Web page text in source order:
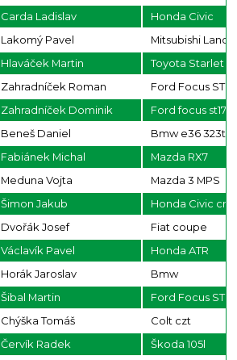
Carda Ladislav
Honda Civic
Lakomý Pavel
Mitsubishi
Hlaváček Martin
Toyota Starlet
Zahradníček Roman
Ford Focus
Zahradníček Dominik
Ford focus st170
Beneš Daniel
Bmw e36 323ti
Fabiánek Michal
Mazda RX7
Meduna Vojta
Mazda 3 MPS
Šimon Jakub
Honda Civic crx
Dvořák Josef
Fiat coupe
Václavík Pavel
Honda ATR
Horák Jaroslav
Bmw
Šibal Martin
Ford Focus
Chýška Tomáš
Colt czt
Červík Radek
Škoda 105l